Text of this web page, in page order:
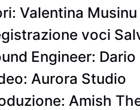
Valentina
voci
Engineer:
Aurora Studio
Amish